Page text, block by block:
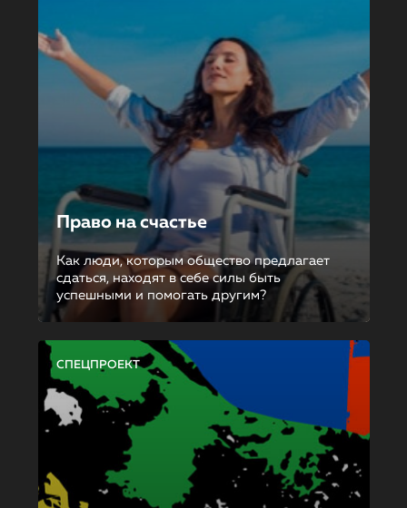
Право на счастье
Как люди, которым общество предлагает
сдаться, находят в себе силы быть
успешными и помогать другим?
СПЕЦПРОЕКТ